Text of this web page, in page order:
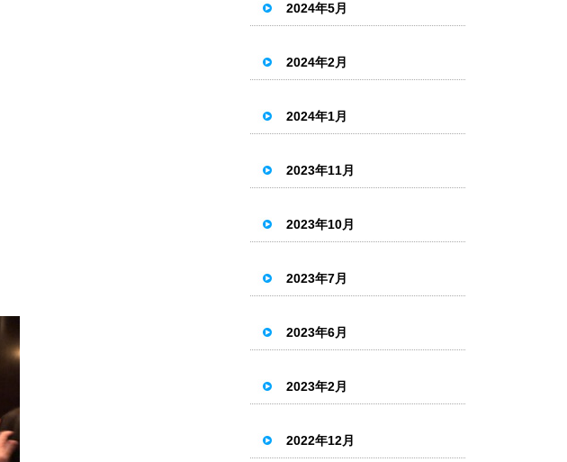
2024年5月
2024年2月
2024年1月
2023年11月
2023年10月
2023年7月
2023年6月
2023年2月
2022年12月